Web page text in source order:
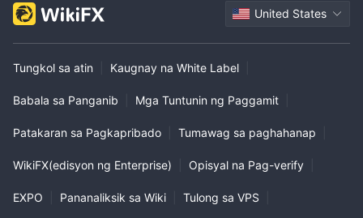
United States
Tungkol sa atin Kaugnay na White Label
Babala sa Panganib Mga Tuntunin ng Paggamit
Patakaran sa Pagkapribado Tumawag sa paghahanap
WikiFX(edisyon ng Enterprise) Opisyal na Pag-verify
EXPO Pananaliksik sa Wiki Tulong sa VPS